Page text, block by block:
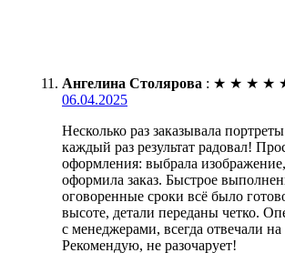
Ангелина Столярова : ★ ★ ★ ★
06.04.2025
Несколько раз заказывала
каждый раз результат радовал!
оформления: выбрала изображение,
оформила заказ. Быстрое
оговоренные сроки всё было
высоте, детали переданы четко.
с менеджерами, всегда отвечали
Рекомендую, не разочарует!